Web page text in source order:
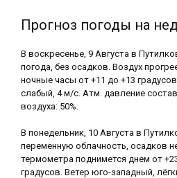
Прогноз погоды на
В воскресенье, 9 Августа в
погода, без осадков. Воздух
ночные часы от +11 до +13
слабый, 4 м/с. Атм. давление
воздуха: 50%.
В понедельник, 10 Августа в
переменную облачность, осадков
термометра поднимется днем от
градусов. Ветер юго-западный,